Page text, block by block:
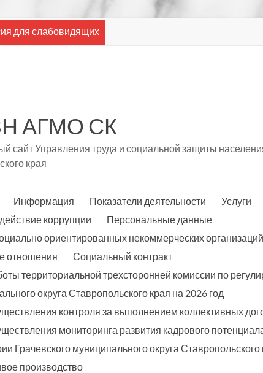
для слабовидящих
АГМО СК
сайт Управления труда и социальной защиты
края
Информация Показатели деятельности Услуги
коррупции
Персональные данные
ориентированных некоммерческих
отношения
Социальный контракт
территориальной трехсторонней комиссии по
округа Ставропольского края на 2026 год
контроля за выполнением коллективных
мониторинга развития кадрового
Грачевского муниципального округа Ставропольского
производство